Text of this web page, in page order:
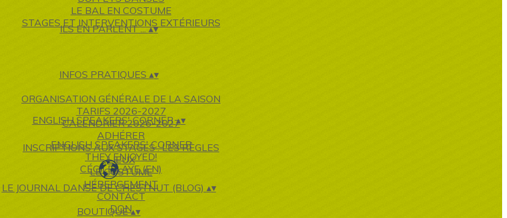
LE BAL EN COSTUME
STAGES ET INTERVENTIONS EXTÉRIEURS
ILS EN PARLENT ...▴▾
INFOS PRATIQUES ▴▾
ORGANISATION GÉNÉRALE DE LA SAISON
TARIFS 2026-2027
CALENDRIER 2026-2027
ADHÉRER
INSCRIPTIONS AUX STAGES : LES RÈGLES
LIEUX
LE COSTUME
HÉBERGEMENT
CONTACT
DON
ENGLISH SPEAKERS' CORNER▴▾
ENGLISH SPEAKERS' CORNER
THEY ENJOYED!
CÉCILE LAYE (EN)
LE JOURNAL DANSÉ DE CHESTNUT (BLOG) ▴▾
BOUTIQUE▴▾